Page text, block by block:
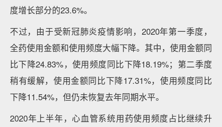
度增长部分的23.6%。
不过，由于受新冠肺炎疫情影响，2020年第一季度，
全药使用金额和使用频度大幅下降。其中，使用金额同
比下降24.83%，使用频度同比下降18.19%；第二季度
稍有缓解，使用金额同比下降17.31%，使用频度同比
下降11.54%，但仍未恢复去年同期水平。
2020年上半年，心血管系统用药使用频度占比继续升